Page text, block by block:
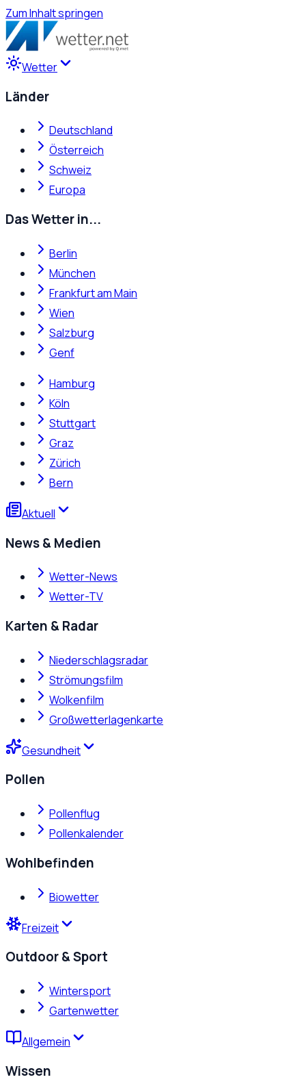
Zum Inhalt springen
Wetter
Länder
Deutschland
Österreich
Schweiz
Europa
Das Wetter in...
Berlin
München
Frankfurt am Main
Wien
Salzburg
Genf
Hamburg
Köln
Stuttgart
Graz
Zürich
Bern
Aktuell
News & Medien
Wetter-News
Wetter-TV
Karten & Radar
Niederschlagsradar
Strömungsfilm
Wolkenfilm
Großwetterlagenkarte
Gesundheit
Pollen
Pollenflug
Pollenkalender
Wohlbefinden
Biowetter
Freizeit
Outdoor & Sport
Wintersport
Gartenwetter
Allgemein
Wissen